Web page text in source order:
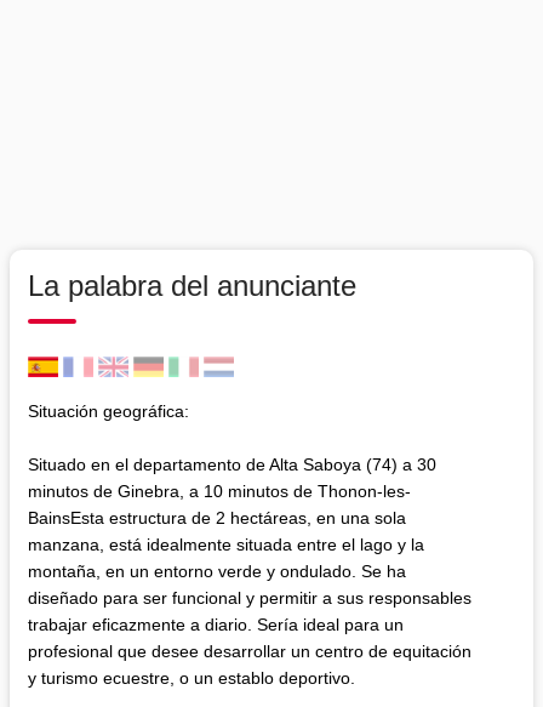
La palabra del anunciante
Situación geográfica:
Situado en el departamento de Alta Saboya (74) a 30
minutos de Ginebra, a 10 minutos de Thonon-les-
BainsEsta estructura de 2 hectáreas, en una sola
manzana, está idealmente situada entre el lago y la
montaña, en un entorno verde y ondulado. Se ha
diseñado para ser funcional y permitir a sus responsables
trabajar eficazmente a diario. Sería ideal para un
profesional que desee desarrollar un centro de equitación
y turismo ecuestre, o un establo deportivo.